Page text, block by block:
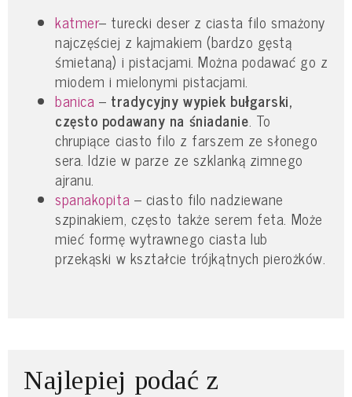
katmer– turecki deser z ciasta filo smażony
najczęściej z kajmakiem (bardzo gęstą
śmietaną) i pistacjami. Można podawać go z
miodem i mielonymi pistacjami.
banica – tradycyjny wypiek bułgarski,
często podawany na śniadanie. To
chrupiące ciasto filo z farszem ze słonego
sera. Idzie w parze ze szklanką zimnego
ajranu.
spanakopita – ciasto filo nadziewane
szpinakiem, często także serem feta. Może
mieć formę wytrawnego ciasta lub
przekąski w kształcie trójkątnych pierożków.
Najlepiej podać z